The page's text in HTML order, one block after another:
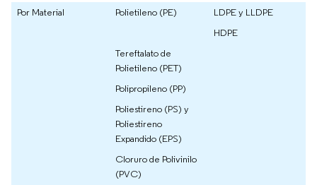
Por Material Polietileno (PE)
LDPE y LLDPE
HDPE
Tereftalato de
Polietileno (PET)
Polipropileno (PP)
Poliestireno (PS) y
Poliestireno
Expandido (EPS)
Cloruro de Polivinilo
(PVC)